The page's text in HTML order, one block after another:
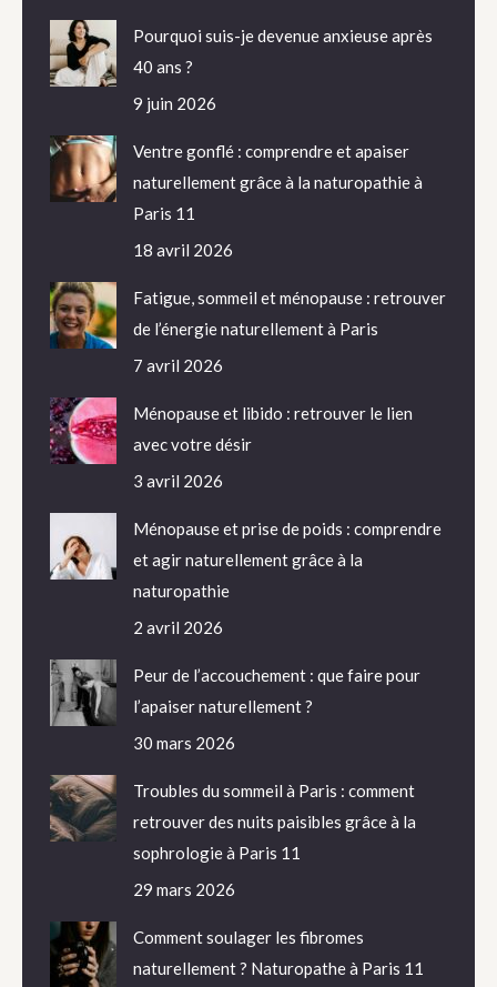
Pourquoi suis-je devenue anxieuse après
40 ans ?
9 juin 2026
Ventre gonflé : comprendre et apaiser
naturellement grâce à la naturopathie à
Paris 11
18 avril 2026
Fatigue, sommeil et ménopause : retrouver
de l’énergie naturellement à Paris
7 avril 2026
Ménopause et libido : retrouver le lien
avec votre désir
3 avril 2026
Ménopause et prise de poids : comprendre
et agir naturellement grâce à la
naturopathie
2 avril 2026
Peur de l’accouchement : que faire pour
l’apaiser naturellement ?
30 mars 2026
Troubles du sommeil à Paris : comment
retrouver des nuits paisibles grâce à la
sophrologie à Paris 11
29 mars 2026
Comment soulager les fibromes
naturellement ? Naturopathe à Paris 11